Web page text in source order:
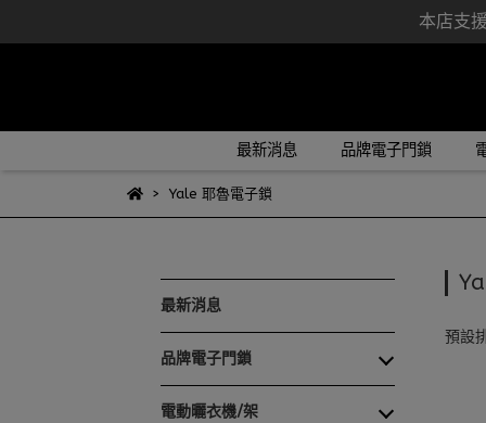
本店支
最新消息 品牌電子門鎖
Yale 耶魯電子鎖
最新消息
品牌電子門鎖
電動曬衣機/架
預設